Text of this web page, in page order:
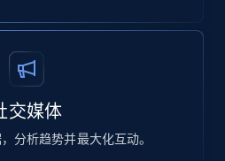
交媒体
分析趋势并最大化互动。